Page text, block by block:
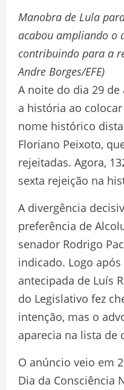
Manobra de Lula
acabou ampliando o
contribuindo para a
Andre Borges/EFE)
A noite do dia 29
a história ao
nome histórico
Floriano Peixoto,
rejeitadas. Agora,
sexta rejeição na
A divergência
preferência de
senador Rodrigo
indicado. Logo
antecipada de Luís
do Legislativo fez
intenção, mas o
aparecia na lista de
O anúncio veio em
Dia da Consciência